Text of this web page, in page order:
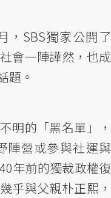
，SBS獨家公開了
會一陣譁然，也成
題。
明的「黑名單」，
陣營或參與社運與
年前的獨裁政權復
乎與父親朴正熙，